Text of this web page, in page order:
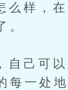
，在这
。
可以如
每一处地